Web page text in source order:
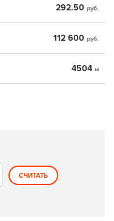
292.50 руб.
112 600 руб.
4504 м
СЧИТАТЬ